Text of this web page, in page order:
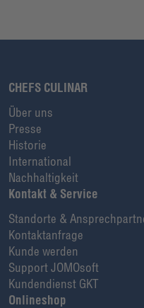
CHEFS CULINAR
Über uns
Presse
Historie
International
Nachhaltigkeit
Kontakt & Service
Standorte &
Kontaktanfrage
Kunde werden
Support JOMOsoft
Kundendienst GKT
Onlineshop